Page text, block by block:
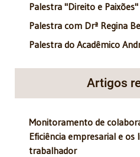
Palestra "Direito e
Palestra com Drª Regina
Palestra do Acadêmico
Artigos
Monitoramento de
Eficiência empresarial e
trabalhador